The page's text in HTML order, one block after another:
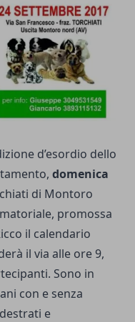
d’esordio dello
domenica
di Montoro
promossa
il calendario
il via alle ore 9,
Sono in
con e senza
e